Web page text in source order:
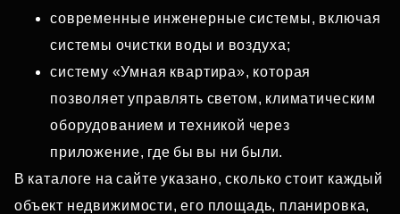
современные инженерные системы, включая
системы очистки воды и воздуха;
систему «Умная квартира», которая
позволяет управлять светом, климатическим
оборудованием и техникой через
приложение, где бы вы ни были.
В каталоге на сайте указано, сколько стоит каждый
объект недвижимости, его площадь, планировка,